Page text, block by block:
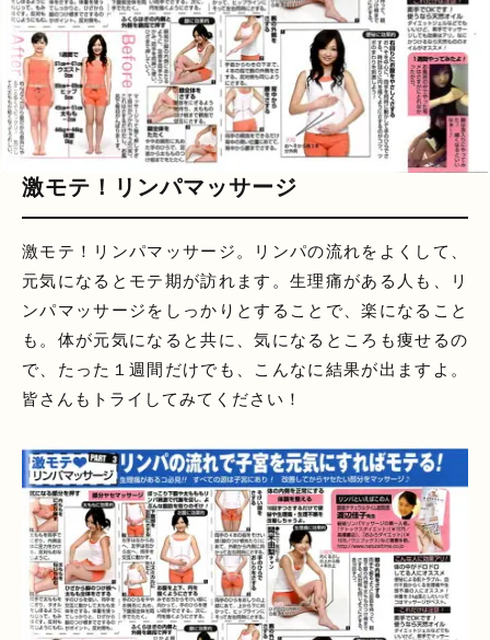
激モテ！リンパマッサージ
激モテ！リンパマッサージ。リンパの流れをよくして、
元気になるとモテ期が訪れます。生理痛がある人も、リ
ンパマッサージをしっかりとすることで、楽になること
も。体が元気になると共に、気になるところも痩せるの
で、たった１週間だけでも、こんなに結果が出ますよ。
皆さんもトライしてみてください！